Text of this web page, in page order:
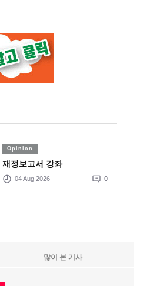
Opinion
재정보고서 강좌
04 Aug 2026 0
많이 본 기사